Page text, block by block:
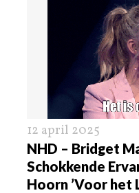
12 april 2025
NHD – Bridget
Schokkende
Hoorn ’Voor het